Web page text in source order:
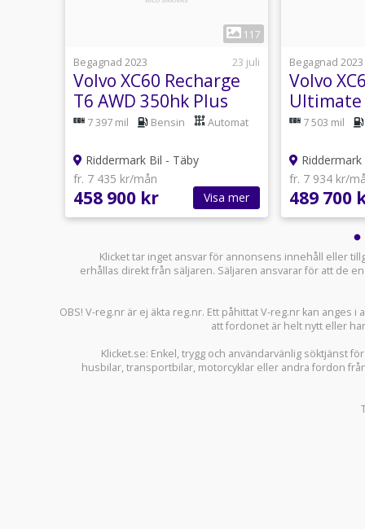
117
Begagnad 2023
23 juli
Volvo XC60 Recharge
T6 AWD 350hk Plus
Bright Pano Värm Drag
7 397 mil Bensin Automat
Riddermark Bil - Täby
fr. 7 435 kr/mån
458 900 kr Visa mer
Begagnad 2023
Volvo
Ultimate
Värmare
7 503 mil
fr. 7 934 kr/
489 700
Klicket tar inget ansvar för annonsens innehåll eller
erhållas direkt från säljaren. Säljaren ansvarar för att de
OBS! V-reg.nr är ej äkta reg.nr. Ett påhittat V-reg.nr kan
att fordonet är helt nytt eller
Klicket.se: Enkel, trygg och användarvänlig söktjänst
husbilar,transportbilar, motorcyklar eller andra fordon